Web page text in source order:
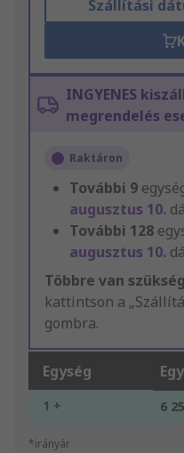
Szállítási
INGYENES
megrendelés
Raktáron
További 9
augusztus 10.
További 128
augusztus 10.
Többre van
kattintson a
gombra.
Egység
1 + 6
*irányár